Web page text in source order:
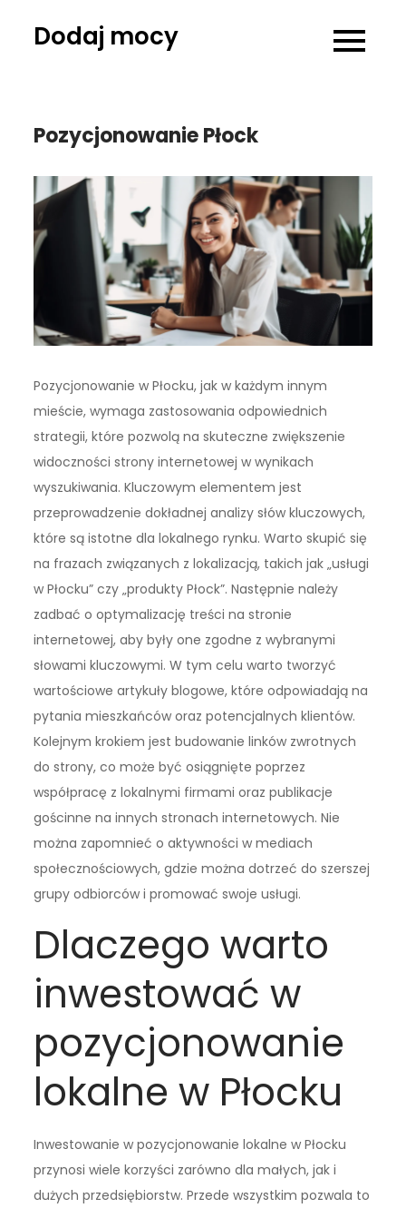
Dodaj mocy
Pozycjonowanie Płock
Pozycjonowanie w Płocku, jak w każdym innym
mieście, wymaga zastosowania odpowiednich
strategii, które pozwolą na skuteczne zwiększenie
widoczności strony internetowej w wynikach
wyszukiwania. Kluczowym elementem jest
przeprowadzenie dokładnej analizy słów kluczowych,
które są istotne dla lokalnego rynku. Warto skupić się
na frazach związanych z lokalizacją, takich jak „usługi
w Płocku” czy „produkty Płock”. Następnie należy
zadbać o optymalizację treści na stronie
internetowej, aby były one zgodne z wybranymi
słowami kluczowymi. W tym celu warto tworzyć
wartościowe artykuły blogowe, które odpowiadają na
pytania mieszkańców oraz potencjalnych klientów.
Kolejnym krokiem jest budowanie linków zwrotnych
do strony, co może być osiągnięte poprzez
współpracę z lokalnymi firmami oraz publikacje
gościnne na innych stronach internetowych. Nie
można zapomnieć o aktywności w mediach
społecznościowych, gdzie można dotrzeć do szerszej
grupy odbiorców i promować swoje usługi.
Dlaczego warto
inwestować w
pozycjonowanie
lokalne w Płocku
Inwestowanie w pozycjonowanie lokalne w Płocku
przynosi wiele korzyści zarówno dla małych, jak i
dużych przedsiębiorstw. Przede wszystkim pozwala to